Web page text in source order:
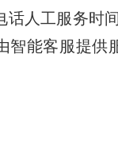
话人工服务时
智能客服提供